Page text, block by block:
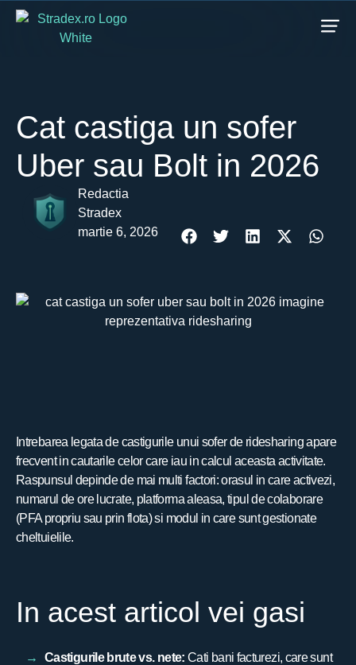
Cat castiga un sofer
Uber sau Bolt in 2026
Redactia
Stradex
martie 6, 2026
Intrebarea legata de castigurile unui sofer de ridesharing apare
frecvent in cautarile celor care iau in calcul aceasta activitate.
Raspunsul depinde de mai multi factori: orasul in care activezi,
numarul de ore lucrate, platforma aleasa, tipul de colaborare
(PFA propriu sau prin flota) si modul in care sunt gestionate
cheltuielile.
In acest articol vei gasi
Castigurile brute vs. nete: Cati bani facturezi, care sunt